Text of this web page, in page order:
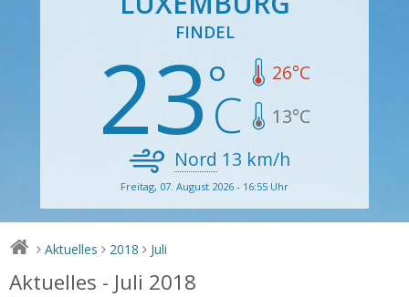
FINDEL
23 26°C
13°C
Nord 13 km/h
Freitag, 07. August 2026 - 16:55 Uhr
> Aktuelles > 2018 > Juli
Aktuelles - Juli 2018